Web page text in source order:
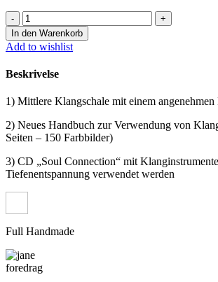
Kleines
Starterset
mit
Klangschale,
Handbuch
und
CD
In den Warenkorb
Add to wishlist
Beskrivelse
1) Mittlere Klangschale mit einem
2) Neues Handbuch zur Verwendung von
Seiten – 150 Farbbilder)
3) CD „Soul Connection“ mit
Tiefenentspannung verwendet werden
Full Handmade